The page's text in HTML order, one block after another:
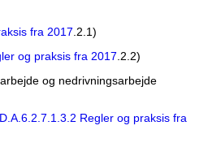
fra 2017 .2.1)
og praksis fra 2017 .2.2)
og nedrivningsarbejde
D.A.6.2.7.1.3.2 Regler og praksis fra